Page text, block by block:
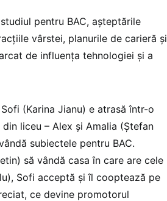
pentru BAC, așteptările
vârstei, planurile de carieră și
de influența tehnologiei și a
(Karina Jianu) e atrasă într-o
liceu – Alex și Amalia (Ștefan
subiectele pentru BAC.
să vândă casa în care are cele
Sofi acceptă și îl cooptează pe
ce devine promotorul